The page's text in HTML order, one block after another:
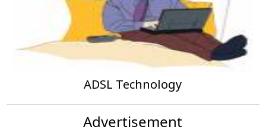
ADSL Technology
Advertisement